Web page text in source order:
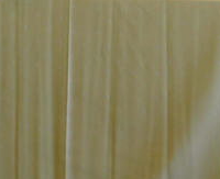
Deseo
¡Muchas gracias por